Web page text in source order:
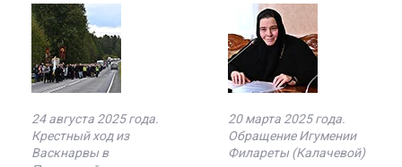
24 августа 2025 года.
Крестный ход из
Васкнарвы в
20 марта 2025 года.
Обращение Игумении
Филареты (Калачевой)